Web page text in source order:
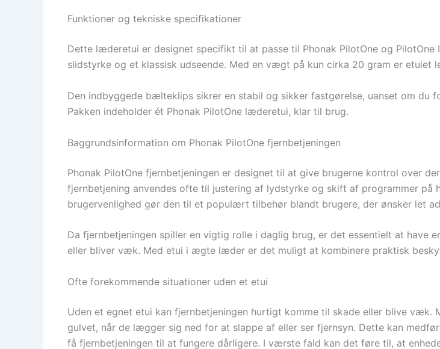
Funktioner og tekniske specifikationer
Dette læderetui er designet specifikt til at passe til Phonak PilotOne og
slidstyrke og et klassisk udseende. Med en vægt på kun cirka 20 gram er
Den indbyggede bælteklips sikrer en stabil og sikker fastgørelse, uanset om
Pakken indeholder ét Phonak PilotOne læderetui, klar til brug.
Baggrundsinformation om Phonak PilotOne fjernbetjeningen
Phonak PilotOne fjernbetjeningen er designet til at give brugerne kontrol over
fjernbetjening anvendes ofte til justering af lydstyrke og skift af programmer på
brugervenlighed gør den til et populært tilbehør blandt brugere, der ønsker let
Da fjernbetjeningen spiller en vigtig rolle i daglig brug, er det essentielt at have
eller bliver væk. Med etui i ægte læder er det muligt at kombinere praktisk
Ofte forekommende situationer uden et etui
Uden et egnet etui kan fjernbetjeningen hurtigt komme til skade eller blive væk.
gulvet, når de lægger sig ned for at slappe af eller ser fjernsyn. Dette kan
få fjernbetjeningen til at fungere dårligere. I værste fald kan det føre til, at